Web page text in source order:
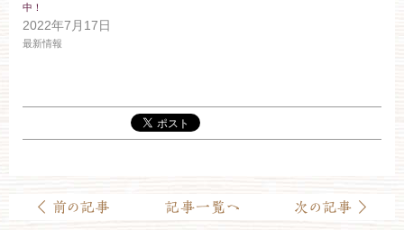
中！
2022年7月17日
最新情報